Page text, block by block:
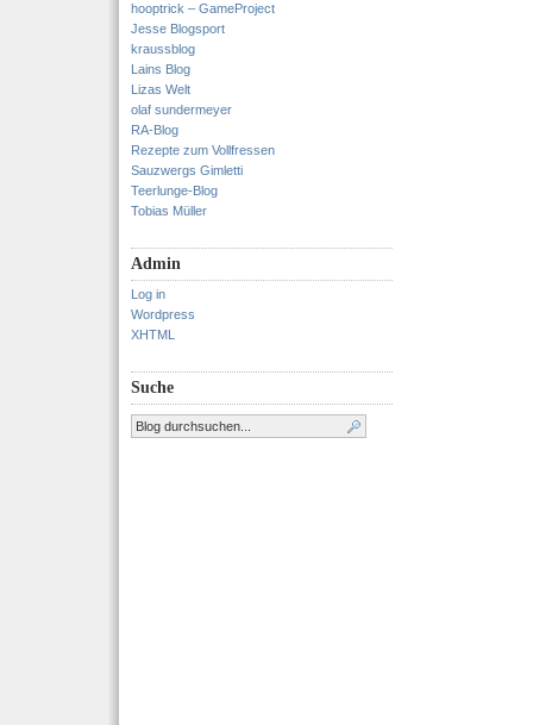
hooptrick – GameProject
Jesse Blogsport
kraussblog
Lains Blog
Lizas Welt
olaf sundermeyer
RA-Blog
Rezepte zum Vollfressen
Sauzwergs Gimletti
Teerlunge-Blog
Tobias Müller
Admin
Log in
Wordpress
XHTML
Suche